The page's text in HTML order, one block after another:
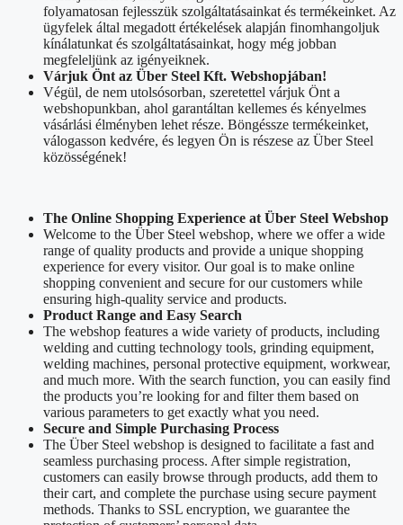
folyamatosan fejlesszük szolgáltatásainkat és termékeinket. Az
ügyfelek által megadott értékelések alapján finomhangoljuk
kínálatunkat és szolgáltatásainkat, hogy még jobban
megfeleljünk az igényeiknek.
Várjuk Önt az Über Steel Kft. Webshopjában!
Végül, de nem utolsósorban, szeretettel várjuk Önt a
webshopunkban, ahol garantáltan kellemes és kényelmes
vásárlási élményben lehet része. Böngéssze termékeinket,
válogasson kedvére, és legyen Ön is részese az Über Steel
közösségének!
The Online Shopping Experience at Über Steel Webshop
Welcome to the Über Steel webshop, where we offer a wide
range of quality products and provide a unique shopping
experience for every visitor. Our goal is to make online
shopping convenient and secure for our customers while
ensuring high-quality service and products.
Product Range and Easy Search
The webshop features a wide variety of products, including
welding and cutting technology tools, grinding equipment,
welding machines, personal protective equipment, workwear,
and much more. With the search function, you can easily find
the products you’re looking for and filter them based on
various parameters to get exactly what you need.
Secure and Simple Purchasing Process
The Über Steel webshop is designed to facilitate a fast and
seamless purchasing process. After simple registration,
customers can easily browse through products, add them to
their cart, and complete the purchase using secure payment
methods. Thanks to SSL encryption, we guarantee the